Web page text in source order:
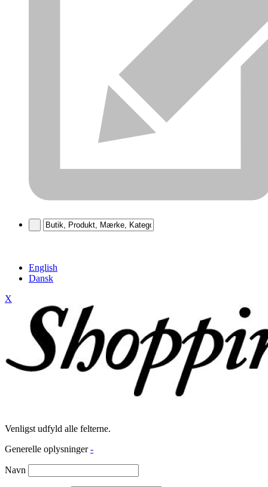
English
Dansk
X
Venligst udfyld alle felterne.
Generelle oplysninger -
Navn